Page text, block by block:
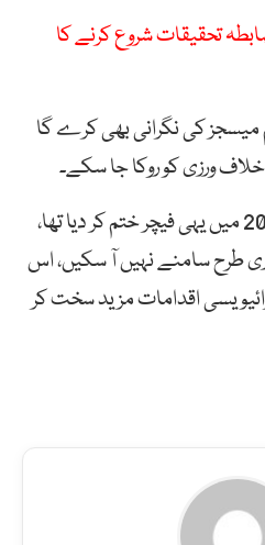
تحقیقات شروع کرنے کا
میسجز کی نگرانی بھی کرے گا
خلاف ورزی کو روکا جا سکے۔
واضح رہے کہ یوٹیوب نے 2019 میں یہی فیچر ختم کر دیا تھا،
طرح سامنے نہیں آ سکیں، اس
اقدامات مزید سخت کر